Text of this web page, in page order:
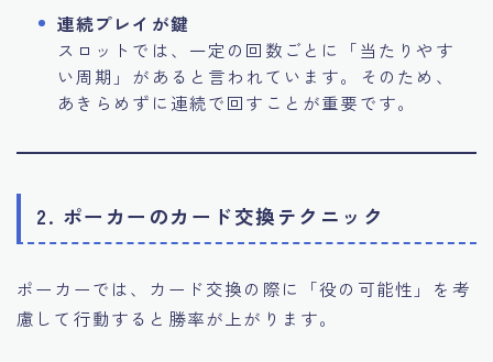
連続プレイが鍵
スロットでは、一定の回数ごとに「当たりやす
い周期」があると言われています。そのため、
あきらめずに連続で回すことが重要です。
2. ポーカーのカード交換テクニック
ポーカーでは、カード交換の際に「役の可能性」を考
慮して行動すると勝率が上がります。